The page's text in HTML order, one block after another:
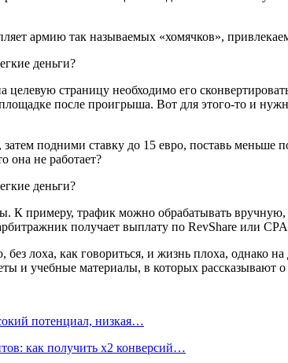
армию так называемых «хомячков»,
целевую страницу необходимо его
после проигрыша. Вот для этого-то и
затем подними ставку до 15 евро, поставь
она не работает?
К примеру, трафик можно обрабатывать
получает выплату по RevShare или
без лоха, как говориться, и жизнь плоха,
и учебные материалы, в которых рассказывают
потенциал, низкая…
как получить х2 конверсий…